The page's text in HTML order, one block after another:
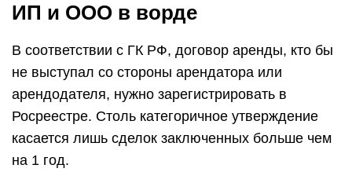
ИП и ООО в ворде
В соответствии с ГК РФ, договор аренды, кто бы
не выступал со стороны арендатора или
арендодателя, нужно зарегистрировать в
Росреестре. Столь категоричное утверждение
касается лишь сделок заключенных больше чем
на 1 год.